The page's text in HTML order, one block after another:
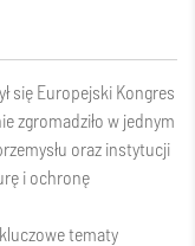
się Europejski Kongres
zgromadziło w jednym
oraz instytucji
i ochronę
tematy